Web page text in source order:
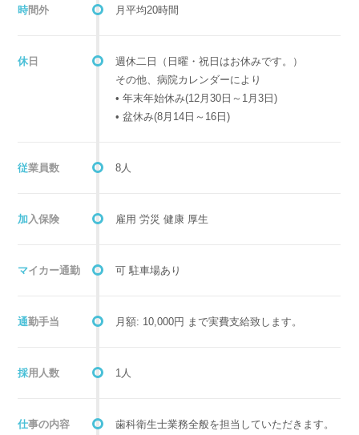
時間外 月平均20時間
休日
週休二日（日曜・祝日はお休みです。）
その他、病院カレンダーにより
• 年末年始休み(12月30日～1月3日)
• 盆休み(8月14日～16日)
従業員数 8人
加入保険 雇用 労災 健康 厚生
マイカー通勤 可 駐車場あり
通勤手当 月額: 10,000円 まで実費支給致します。
採用人数 1人
仕事の内容
歯科衛生士業務全般を担当していただきます。